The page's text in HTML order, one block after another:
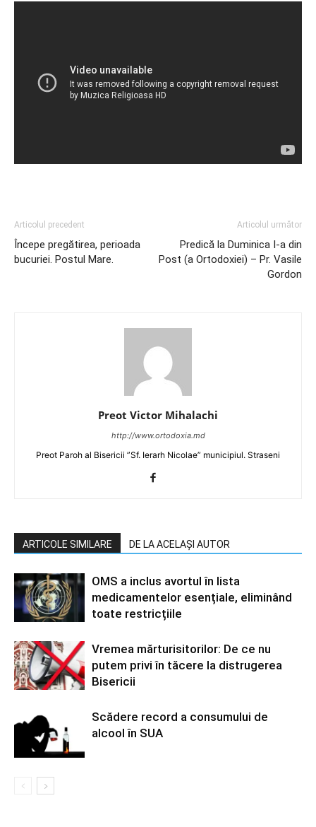
Articolul precedent
Începe pregătirea, perioada
bucuriei. Postul Mare.
Articolul următor
Predică la Duminica I-a din
Post (a Ortodoxiei) – Pr. Vasile
Gordon
Preot Victor Mihalachi
http://www.ortodoxia.md
Preot Paroh al Bisericii ”Sf. Ierarh Nicolae” municipiul. Straseni
ARTICOLE SIMILARE DE LA ACELAȘI AUTOR
OMS a inclus avortul în lista
medicamentelor esențiale, eliminând
toate restricțiile
Vremea mărturisitorilor: De ce nu
putem privi în tăcere la distrugerea
Bisericii
Scădere record a consumului de
alcool în SUA